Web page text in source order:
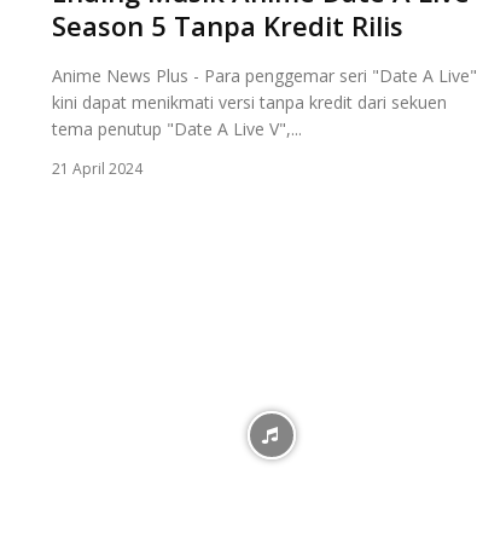
Season 5 Tanpa Kredit Rilis
Anime News Plus - Para penggemar seri "Date A Live"
kini dapat menikmati versi tanpa kredit dari sekuen
tema penutup "Date A Live V",...
21 April 2024